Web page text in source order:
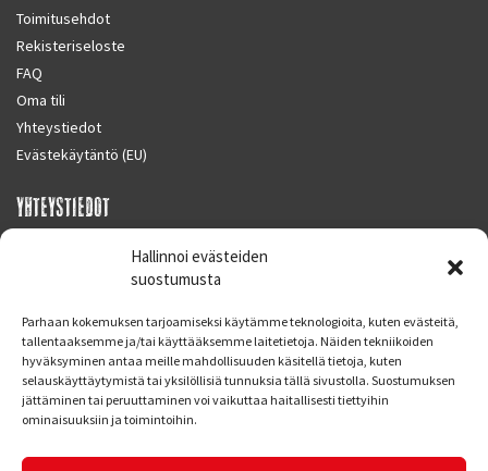
Hallinnoi evästeiden
suostumusta
Parhaan kokemuksen tarjoamiseksi käytämme teknologioita, kuten evästeitä,
tallentaaksemme ja/tai käyttääksemme laitetietoja. Näiden tekniikoiden
hyväksyminen antaa meille mahdollisuuden käsitellä tietoja, kuten
selauskäyttäytymistä tai yksilöllisiä tunnuksia tällä sivustolla. Suostumuksen
jättäminen tai peruuttaminen voi vaikuttaa haitallisesti tiettyihin
ominaisuuksiin ja toimintoihin.
Toimitusehdot
Rekisteriseloste
FAQ
Oma tili
Yhteystiedot
Evästekäytäntö (EU)
YHTEYSTIEDOT
SUPERMOTO CENTER
Finland
Puh. 09 221 7088
info at supermotocenter.fi
Maanantai - Tiistai 09.00 - 17.00